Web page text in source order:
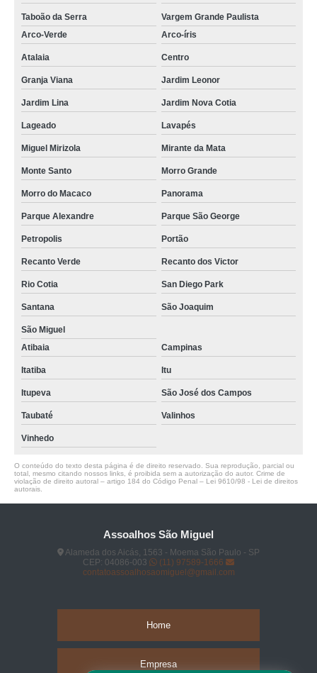
Taboão da Serra
Vargem Grande Paulista
Arco-Verde
Arco-íris
Atalaia Centro
Granja Viana Jardim Leonor
Jardim Lina Jardim Nova Cotia
Lageado Lavapés
Miguel Mirizola Mirante da Mata
Monte Santo Morro Grande
Morro do Macaco Panorama
Parque Alexandre Parque São George
Petropolis Portão
Recanto Verde Recanto dos Victor
Rio Cotia San Diego Park
Santana São Joaquim
São Miguel
Atibaia
Campinas
Itatiba Itu
Itupeva São José dos Campos
Taubaté Valinhos
Vinhedo
O conteúdo do texto desta página é de direito reservado. Sua reprodução, parcial ou
total, mesmo citando nossos links, é proibida sem a autorização do autor. Crime de
violação de direito autoral – artigo 184 do Código Penal – Lei 9610/98 - Lei de direitos
autorais
Assoalhos São Miguel
Alameda dos Aicás, 1563 - Moema São Paulo - SP
CEP: 04086-003
(11) 97589-1666
contatoassoalhosaomiguel@gmail.com
Home
Empresa